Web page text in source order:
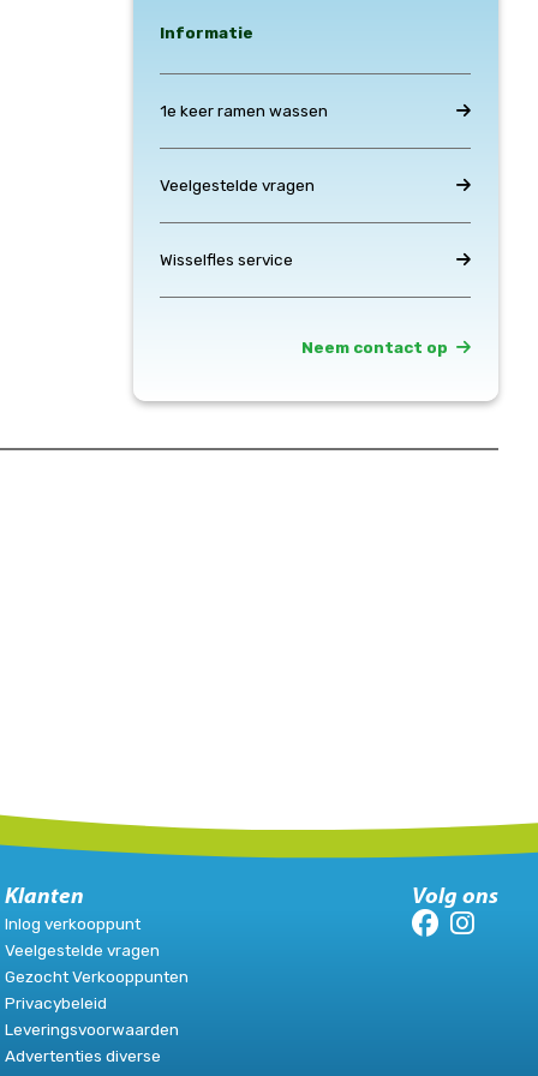
Informatie
1e keer ramen wassen
Veelgestelde vragen
Wisselfles service
Neem contact op
Klanten
Inlog verkooppunt
Veelgestelde vragen
Gezocht Verkooppunten
Privacybeleid
Leveringsvoorwaarden
Advertenties diverse
Volg ons